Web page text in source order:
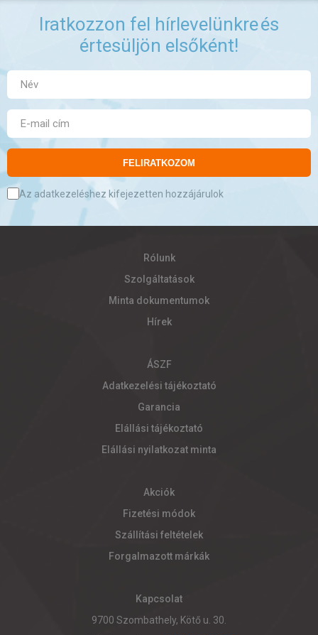
Iratkozzon fel hírlevelünkreés
értesüljön elsőként!
FELIRATKOZOM
Az adatkezeléshez kifejezetten hozzájárulok
Rólunk
Szolgáltatások
Minta dokumentumok
Hírek
ÁSZF
Adatkezelési tájékoztató
Garancia
Elállási tájékoztató
Elállási nyilatkozat minta
Akciók
Fizetési módok
Szállítási feltételek
Forgalmazott márkák
Kapcsolat
9700 Szombathely, Kötő u. 30.